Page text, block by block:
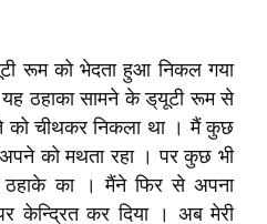
रूम को भेदता हुआ निकल गया
ठहाका सामने के ड्‌यूटी रूम से
को चीथकर निकला था । मैं कुछ
को मथता रहा । पर कुछ भी
का । मैंने फिर से अपना
केन्द्रित कर दिया । अब मेरी